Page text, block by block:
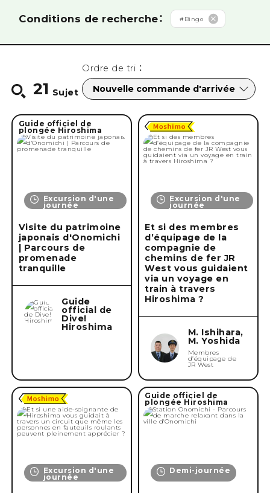
Recherche par catégorie
héritage du monde
# Entrez en contact avec les animaux #Musées et galeries d'art
#Profitez jusqu'à la nuit #Expérience d'apprentissage
#paix #Entrez en contact avec l'histoire et la culture
Se promener en ville
Rechercher à partir des
recommandations
#Sortie scolaire #première #répétiteur
#Voyager seul # Avec des amis #Un couple marié
Famille
Recherche par temps requis
#1 nuit 2 jours # 2 nuits 3 jours #Long séjour
le printemps Été automne hiver
Rechercher
Supprimer la condition
Conditions de recherche： # Bingo
21 Sujet
Ordre de tri ：
Guide officiel de
plongée Hiroshima
Excursion d'une
journée
Visite du patrimoine
japonais d'Onomichi
| Parcours de
promenade
tranquille
Guide
official de
Dive!
Hiroshima
Excursion d'une
journée
Et si des membres
d’équipage de la
compagnie de
chemins de fer JR
West vous guidaient
via un voyage en
train à travers
Hiroshima ?
M. Ishihara,
M. Yoshida
Membres
d’équipage de
JR West
Excursion d'une
journée
Guide officiel de
plongée Hiroshima
Demi-journée